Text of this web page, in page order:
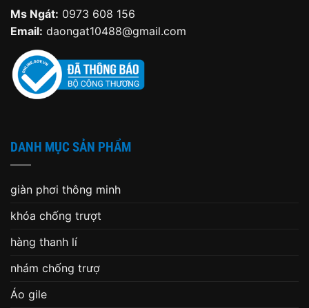
Ms Ngát: 0973 608 156
Email: daongat10488@gmail.com
DANH MỤC SẢN PHẨM
giàn phơi thông minh
khóa chống trượt
hàng thanh lí
nhám chống trượ
Áo gile